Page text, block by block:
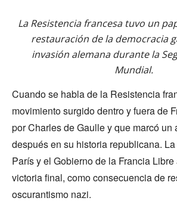
La Resistencia francesa tuvo un
restauración de la democracia
invasión alemana durante la
Mundial.
Cuando se habla de la Resistencia
movimiento surgido dentro y fuera de
por Charles de Gaulle y que marcó un
después en su historia republicana.
París y el Gobierno de la Francia
victoria final, como consecuencia de
oscurantismo nazi.